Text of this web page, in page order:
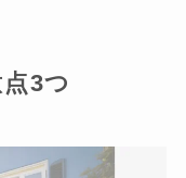
3つ